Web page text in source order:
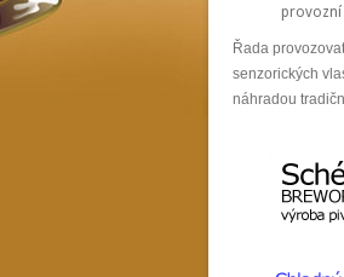
provozní
Řada
senzorických
náhradou